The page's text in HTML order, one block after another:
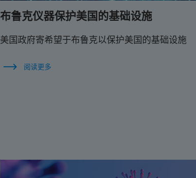
布鲁克仪器保护美国的基础设施
美国政府寄希望于布鲁克以保护美国的基础设施
阅读更多